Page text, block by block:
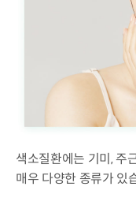
색소질환에는 기미, 주
매우 다양한 종류가 있